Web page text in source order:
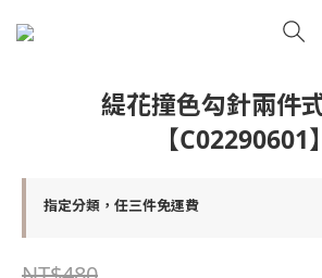
緹花撞色勾針兩件
【C02290601】
指定分類，任三件免運費